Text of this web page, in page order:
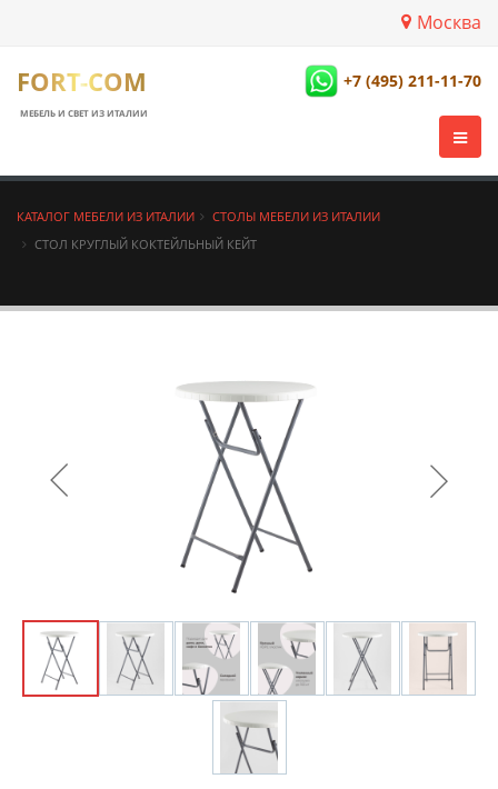
Москва
FORT-COM
МЕБЕЛЬ И СВЕТ ИЗ ИТАЛИИ
+7 (495) 211-11-70
КАТАЛОГ МЕБЕЛИ ИЗ ИТАЛИИ
СТОЛЫ МЕБЕЛИ ИЗ ИТАЛИИ
СТОЛ КРУГЛЫЙ КОКТЕЙЛЬНЫЙ КЕЙТ